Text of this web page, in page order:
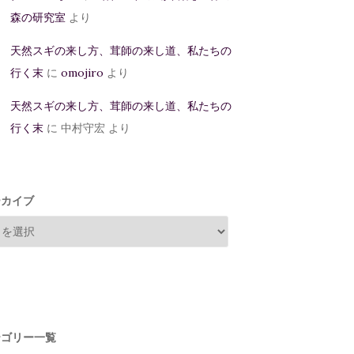
森の研究室 より
天然スギの来し方、茸師の来し道、私たちの
行く末に omojiro より
天然スギの来し方、茸師の来し道、私たちの
行く末に 中村守宏 より
イブ
リー一覧